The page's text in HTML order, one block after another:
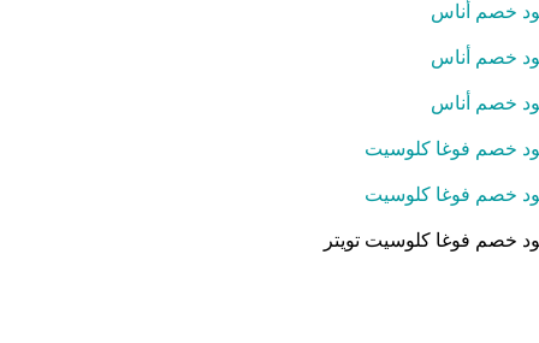
خصم أناس
خصم أناس
خصم أناس
خصم فوغا كلوسيت
خصم فوغا كلوسيت
خصم فوغا كلوسيت تويتر